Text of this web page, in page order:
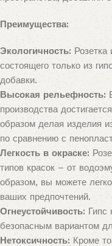
Преимущества:
Экологичность: Розетка
состоящего только из
добавки.
Высокая рельефность:
производства
образом делая изделия
по сравнению с
Легкость в окраске:
типов красок – от
образом, вы можете
ваших предпочтений.
Огнеустойчивость: Гипс
безопасным вариантом
Нетоксичность:Кроме